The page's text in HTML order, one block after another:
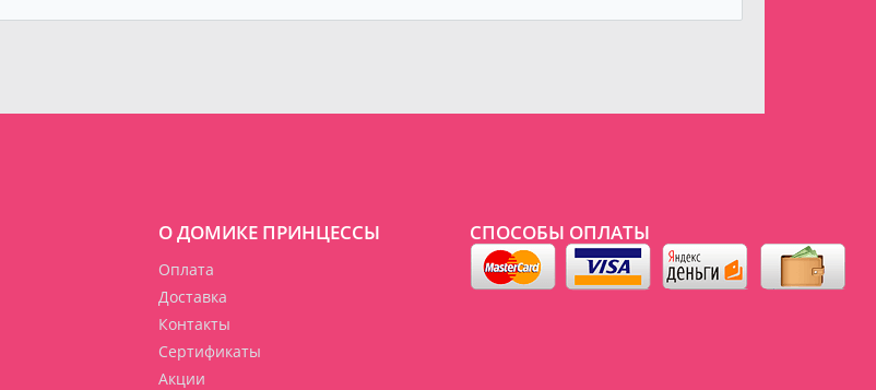
О ДОМИКЕ ПРИНЦЕССЫ
Оплата
Доставка
Контакты
Сертификаты
Акции
СПОСОБЫ ОПЛАТЫ